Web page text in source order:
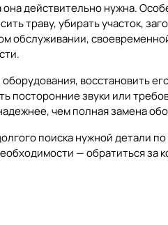
действительно нужна.
траву, убирать участок,
обслуживании,
.
восстановить
посторонние звуки или
чем полная замена
поиска нужной детали
— обратиться за